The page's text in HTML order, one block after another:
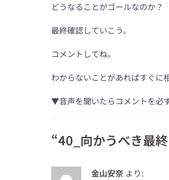
どうなることがゴールなのか？
最終確認していこう。
コメントしてね。
わからないことがあればすぐに
▼音声を聞いたらコメントを必
“40_向かうべき最
金山安奈 より: